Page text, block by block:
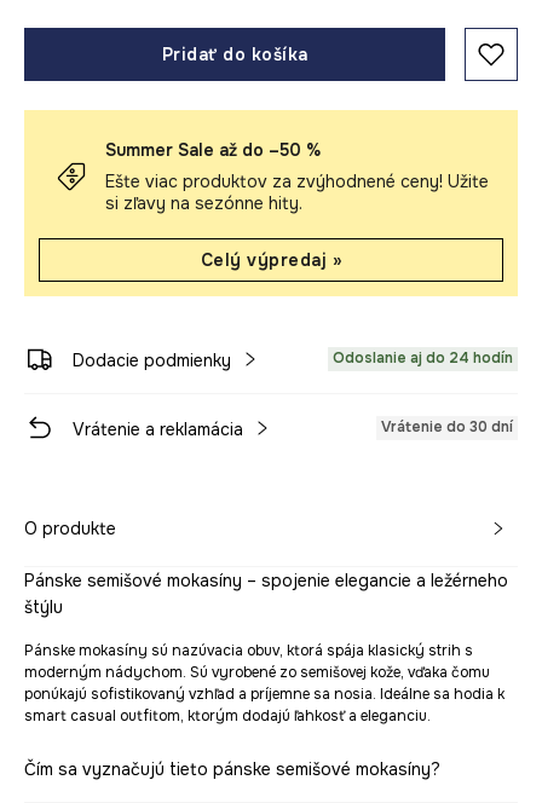
Pridať do košíka
Summer Sale až do –50 %
Ešte viac produktov za zvýhodnené ceny! Užite
si zľavy na sezónne hity.
Celý výpredaj »
Dodacie podmienky Odoslanie aj do 24 hodín
Vrátenie a reklamácia Vrátenie do 30 dní
O produkte
Pánske semišové mokasíny – spojenie elegancie a ležérneho
štýlu
Pánske mokasíny sú nazúvacia obuv, ktorá spája klasický strih s
moderným nádychom. Sú vyrobené zo semišovej kože, vďaka čomu
ponúkajú sofistikovaný vzhľad a príjemne sa nosia. Ideálne sa hodia k
smart casual outfitom, ktorým dodajú ľahkosť a eleganciu.
Čím sa vyznačujú tieto pánske semišové mokasíny?